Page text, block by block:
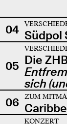
04 Südpol
05 Die
sich
06
ZUM
KONZERT